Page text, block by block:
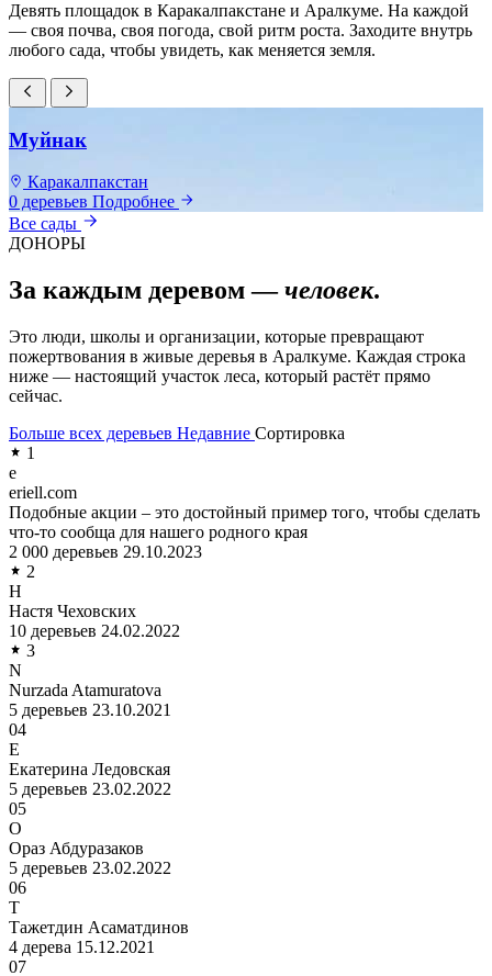
Девять площадок в Каракалпакстане и Аралкуме. На каждой
— своя почва, своя погода, свой ритм роста. Заходите внутрь
любого сада, чтобы увидеть, как меняется земля.
Муйнак
Каракалпакстан
0 деревьев Подробнее
Все сады
ДОНОРЫ
За каждым деревом —человек.
Это люди, школы и организации, которые превращают
пожертвования в живые деревья в Аралкуме. Каждая строка
ниже — настоящий участок леса, который растёт прямо
сейчас.
Больше всех деревьев Недавние Сортировка
1
e
eriell.com
Подобные акции – это достойный пример того, чтобы сделать
что-то сообща для нашего родного края
2 000 деревьев 29.10.2023
2
Н
Настя Чеховских
10 деревьев 24.02.2022
3
N
Nurzada Atamuratova
5 деревьев 23.10.2021
04
Е
Екатерина Ледовская
5 деревьев 23.02.2022
05
О
Ораз Абдуразаков
5 деревьев 23.02.2022
06
Т
Тажетдин Асаматдинов
4 дерева 15.12.2021
07